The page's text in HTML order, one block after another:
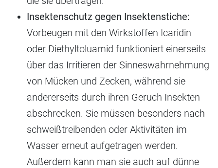
Insektenschutz gegen Insektenstiche:
Vorbeugen mit den Wirkstoffen Icaridin
oder Diethyltoluamid funktioniert einerseits
über das Irritieren der Sinneswahrnehmung
von Mücken und Zecken, während sie
andererseits durch ihren Geruch Insekten
abschrecken. Sie müssen besonders nach
schweißtreibenden oder Aktivitäten im
Wasser erneut aufgetragen werden.
Außerdem kann man sie auch auf dünne